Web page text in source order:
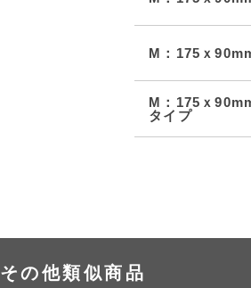
M：175ｘ
M：175ｘ
タイプ
その他類似商品